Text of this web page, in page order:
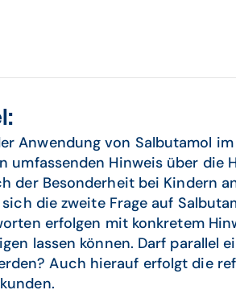
Anwendung von Salbutamol
umfassenden Hinweis über die
der Besonderheit bei Kindern
die zweite Frage auf
erfolgen mit konkretem
lassen können. Darf parallel
Auch hierauf erfolgt die